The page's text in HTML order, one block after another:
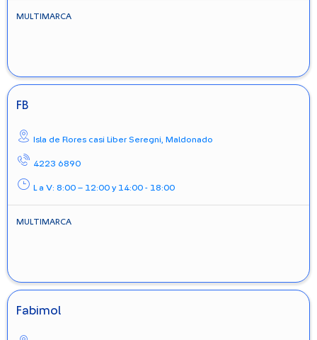
MULTIMARCA
FB
Isla de Flores casi Liber Seregni, Maldonado
4223 6890
L a V: 8:00 – 12:00 y 14:00 - 18:00
MULTIMARCA
Fabimol